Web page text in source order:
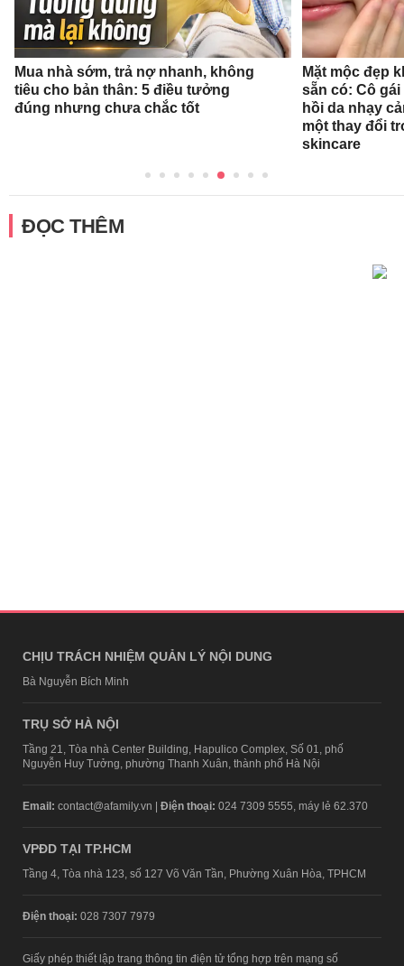
Mua nhà sớm, trả nợ nhanh, không
tiêu cho bản thân: 5 điều tưởng
đúng nhưng chưa chắc tốt
Mặt mộc đẹp
sẵn có: Cô
hồi da nhạy
một thay đổi
skincare
ĐỌC THÊM
CHỊU TRÁCH NHIỆM QUẢN LÝ NỘI DUNG
Bà Nguyễn Bích Minh
TRỤ SỞ HÀ NỘI
Tầng 21, Tòa nhà Center Building, Hapulico Complex, Số 01, phố
Nguyễn Huy Tưởng, phường Thanh Xuân, thành phố Hà Nội
Email: contact@afamily.vn | Điện thoại: 024 7309 5555, máy lẻ 62.370
VPĐD TẠI TP.HCM
Tầng 4, Tòa nhà 123, số 127 Võ Văn Tần, Phường Xuân Hòa, TPHCM
Điện thoại: 028 7307 7979
Giấy phép thiết lập trang thông tin điện tử tổng hợp trên mạng số